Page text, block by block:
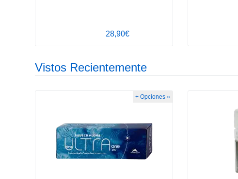
28,90€
Vistos Recientemente
+ Opciones »